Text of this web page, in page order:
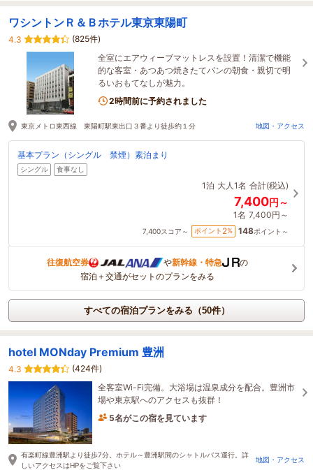
ワシントンＲ＆Ｂホテル東京東陽町
4.3
(825件)
全室にエアウィーブマットレスを設置！清潔で機能
的な客室・あつあつ焼きたてパンの朝食・親切で明
るいおもてなしが魅力。
2時間前に予約されました
東京メトロ東西線 東陽町駅東出口３番より徒歩約１分 地図・アクセス
基本プラン（シングル 禁煙）素泊まり
シングル 食事なし
1泊 大人1名 合計(税込)
7,400円～
1名 7,400円～
7,400スコア～ ポイント 2% 148ポイント～
往復航空券 や新幹線・特急
の
宿泊＋交通がセットのプランをみる
すべての宿泊プランをみる（50件）
hotel MONday Premium 豊洲
4.3
(424件)
全客室Wi-Fi完備。大浴場は温泉成分を配合。豊洲市
場や東京駅へのアクセスも抜群！
5名がこの宿を見ています
1時間前に予約されました
有楽町線豊洲駅より徒歩7分。ホテル～豊洲駅間のシャトルバス運行。詳
しいアクセスはHPをご覧下さい
地図・アクセス